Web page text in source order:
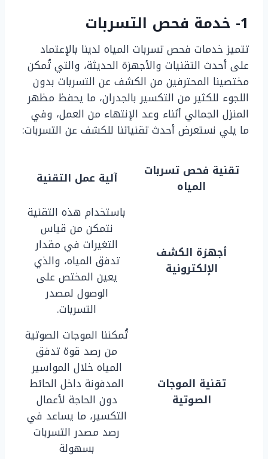
1- خدمة فحص التسربات
تتميز خدمات فحص تسربات المياه لدينا بالإعتماد
على أحدث التقنيات والأجهزة الحديثة، والتي تُمكن
مختصينا المحترفين من الكشف عن التسربات بدون
اللجوء للكثير من التكسير بالجدران، ما يحفظ مظهر
المنزل الجمالي أثناء وعد الإنتهاء من العمل، وفي
ما يلي نستعرض أحدث تقنياتنا للكشف عن التسربات:
تقنية فحص تسربات
المياه
آلية عمل التقنية
أجهزة الكشف
الإلكترونية
باستخدام هذه التقنية
نتمكن من قياس
التغيرات في مقدار
تدفق المياه، والذي
يعين المختص على
الوصول لمصدر
التسربات.
تقنية الموجات
الصوتية
تُمكننا الموجات الصوتية
من رصد قوة تدفق
المياه خلال المواسير
المدفونة داخل الحائط
دون الحاجة لأعمال
التكسير، ما يساعد في
رصد مصدر التسربات
بسهولة